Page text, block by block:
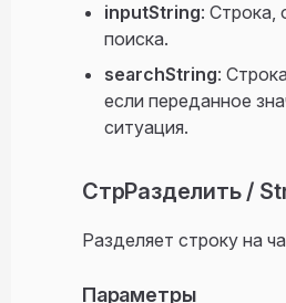
inputString: Строка,
поиска.
searchString:
если переданное
ситуация.
СтрРазделить /
Разделяет строку на
Параметры